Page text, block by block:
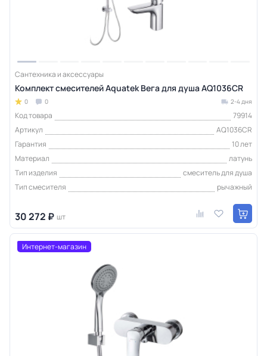
Сантехника и аксессуары
Комплект смесителей Aquatek Вега для душа AQ1036CR
0 0 2-4 дня
Код товара
79914
Артикул
AQ1036CR
Гарантия
10 лет
Материал
латунь
Тип изделия
смеситель для душа
Тип смесителя
рычажный
30 272 ₽ шт
Интернет-магазин